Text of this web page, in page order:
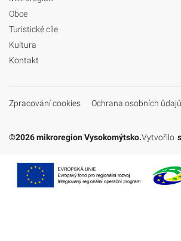
Obce
Turistické cíle
Kultura
Kontakt
Zpracování cookies Ochrana osobních ůdajů
©2026 mikroregion Vysokomýtsko.Vytvořilo